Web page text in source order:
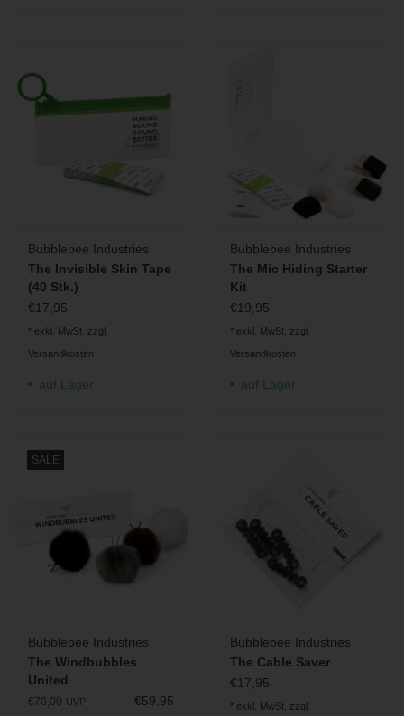
Bubblebee Industries
The Invisible Skin Tape
(40 Stk.)
€17,95
* exkl. MwSt. zzgl.
Versandkosten
auf Lager
Bubblebee Industries
The Mic Hiding Starter
Kit
€19,95
* exkl. MwSt. zzgl.
Versandkosten
auf Lager
SALE
Bubblebee Industries
The Windbubbles
United
€70,00 UVP €59,95
Bubblebee Industries
The Cable Saver
€17,95
* exkl. MwSt. zzgl.